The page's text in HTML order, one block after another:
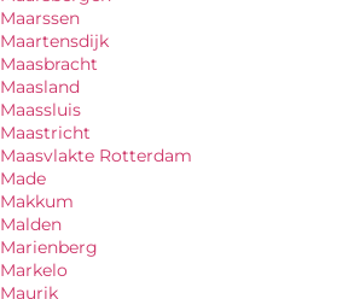
Maarssen
Maartensdijk
Maasbracht
Maasland
Maassluis
Maastricht
Maasvlakte Rotterdam
Made
Makkum
Malden
Marienberg
Markelo
Maurik